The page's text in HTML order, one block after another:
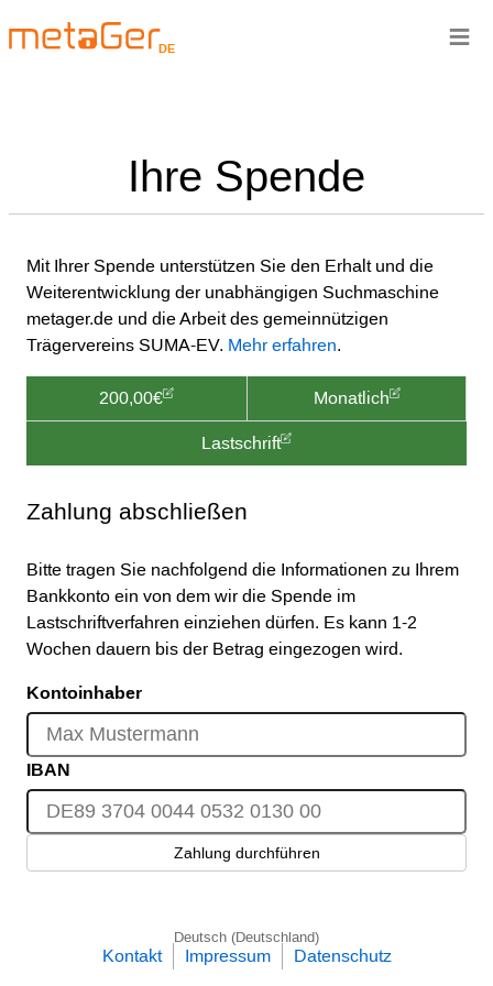
DE
Ihre Spende
Mit Ihrer Spende unterstützen Sie den Erhalt und die
Weiterentwicklung der unabhängigen Suchmaschine
metager.de und die Arbeit des gemeinnützigen
Trägervereins SUMA-EV. Mehr erfahren.
200,00€ Monatlich
Lastschrift
Zahlung abschließen
Bitte tragen Sie nachfolgend die Informationen zu Ihrem
Bankkonto ein von dem wir die Spende im
Lastschriftverfahren einziehen dürfen. Es kann 1-2
Wochen dauern bis der Betrag eingezogen wird.
Kontoinhaber
IBAN
Zahlung durchführen
≡
Deutsch (Deutschland)
Kontakt Impressum Datenschutz